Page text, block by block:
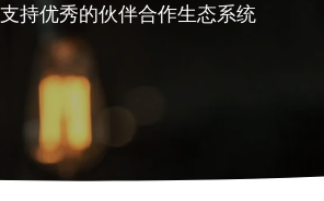
持优秀的伙伴合作生态系统